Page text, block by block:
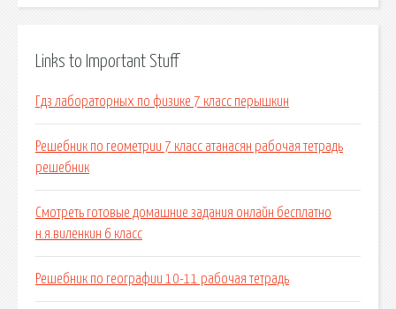
Links to Important Stuff
Гдз лабораторных по физике 7 класс перышкин
Решебник по геометрии 7 класс атанасян рабочая тетрадь
решебник
Смотреть готовые домашние задания онлайн бесплатно
н.я.виленкин 6 класс
Решебник по географии 10-11 рабочая тетрадь